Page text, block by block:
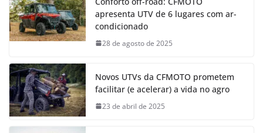
apresenta UTV de 6 lugares com ar-
condicionado
28 de agosto de 2025
Novos UTVs da CFMOTO prometem
facilitar (e acelerar) a vida no agro
23 de abril de 2025